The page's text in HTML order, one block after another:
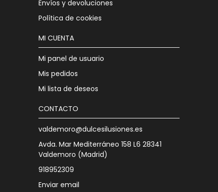
Envíos y devoluciones
Política de cookies
MI CUENTA
Mi panel de usuario
Mis pedidos
Mi lista de deseos
CONTACTO
valdemoro@dulcesilusiones.es
Avda. Mar Mediterráneo 158 L6 28341
Valdemoro (Madrid)
918952309
Enviar email